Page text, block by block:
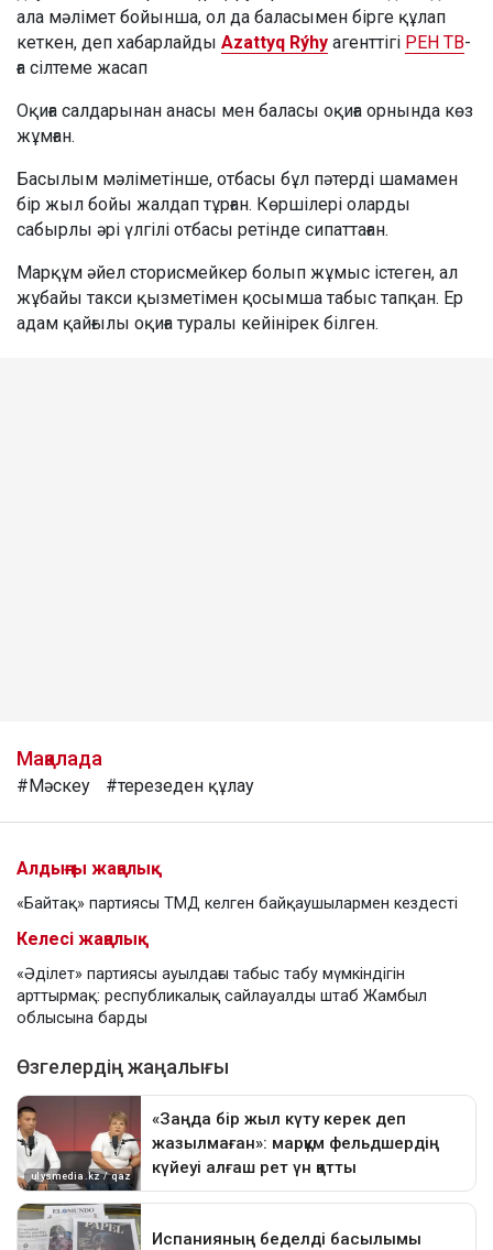
ала мәлімет бойынша, ол да баласымен бірге құлап
кеткен, деп хабарлайды Azattyq Rýhy агенттігі РЕН ТВ-
ға сілтеме жасап
Оқиға салдарынан анасы мен баласы оқиға орнында көз
жұмған.
Басылым мәліметінше, отбасы бұл пәтерді шамамен
бір жыл бойы жалдап тұрған. Көршілері оларды
сабырлы әрі үлгілі отбасы ретінде сипаттаған.
Марқұм әйел сторисмейкер болып жұмыс істеген, ал
жұбайы такси қызметімен қосымша табыс тапқан. Ер
адам қайғылы оқиға туралы кейінірек білген.
Мақалада
#Мәскеу #терезеден құлау
Алдыңғы жаңалық
«Байтақ» партиясы ТМД келген байқаушылармен кездесті
Келесі жаңалық
«Әділет» партиясы ауылдағы табыс табу мүмкіндігін
арттырмақ: республикалық сайлауалды штаб Жамбыл
облысына барды